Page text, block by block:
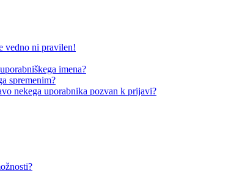
vedno ni pravilen!
imena?
spremenim?
nekega uporabnika pozvan k prijavi?